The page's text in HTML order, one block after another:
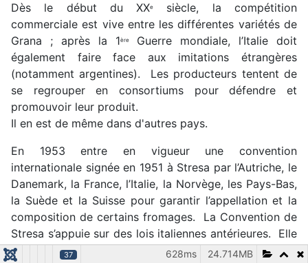
Dès le début du XXe
siècle, la compétition
commerciale est vive entre les différentes variétés de
Grana ; après la 1èreGuerre mondiale, l’Italie doit
également faire face aux imitations étrangères
(notamment argentines). Les producteurs tentent de
se regrouper en consortiums pour défendre et
promouvoir leur produit.
Il en est de même dans d'autres pays.
En 1953 entre en vigueur une convention
internationale signée en 1951 à Stresa par l’Autriche, le
Danemark, la France, l’Italie, la Norvège, les Pays-Bas,
la Suède et la Suisse pour garantir l’appellation et la
composition de certains fromages. La Convention de
Stresa s’appuie sur des lois italiennes antérieures. Elle
décide de différencier les fromages « Grana » du «
37 24.714MB
628ms